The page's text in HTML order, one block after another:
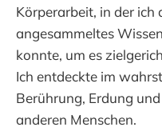
Körperarbeit, in der ich
angesammeltes
konnte, um es
Ich entdeckte im
Berührung, Erdung
anderen Menschen.